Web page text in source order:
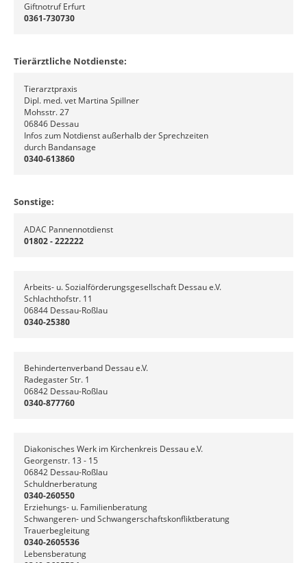
Giftnotruf Erfurt
0361-730730
Tierärztliche Notdienste:
Tierarztpraxis
Dipl. med. vet Martina Spillner
Mohsstr. 27
06846 Dessau
Infos zum Notdienst außerhalb der Sprechzeiten
durch Bandansage
0340-613860
Sonstige:
ADAC Pannennotdienst
01802 - 222222
Arbeits- u. Sozialförderungsgesellschaft Dessau e.V.
Schlachthofstr. 11
06844 Dessau-Roßlau
0340-25380
Behindertenverband Dessau e.V.
Radegaster Str. 1
06842 Dessau-Roßlau
0340-877760
Diakonisches Werk im Kirchenkreis Dessau e.V.
Georgenstr. 13 - 15
06842 Dessau-Roßlau
Schuldnerberatung
0340-260550
Erziehungs- u. Familienberatung
Schwangeren- und Schwangerschaftskonfliktberatung
Trauerbegleitung
0340-2605536
Lebensberatung